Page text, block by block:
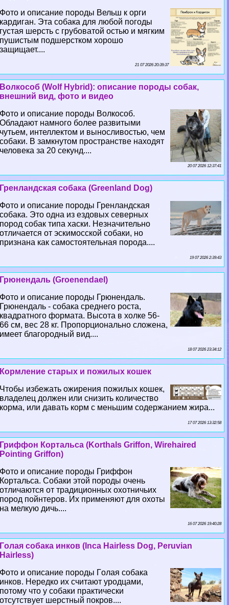
Фото и описание породы Вельш к opги
кардиган. Эта собака для любой погоды
густая шерсть с грубоватой остью и мягким
пушистым подшерстком хорошо
защищает....
21 07 2026 20:39:37
Волкособ (Wolf Hybrid): описание породы собак,
внешний вид, фото и видео
Фото и описание породы Волкособ.
Обладают намного более развитыми
чутьем, интеллектом и выносливостью, чем
собаки. В замкнутом прострaнcтве находят
человека за 20 секунд....
20 07 2026 12:37:41
Гренландская собака (Greenland Dog)
Фото и описание породы Гренландская
собака. Это одна из ездовых северных
пород собак типа хаски. Незначительно
отличается от эскимосской собаки, но
признана как самостоятельная порода....
19 07 2026 2:39:43
Грюнендаль (Groenendael)
Фото и описание породы Грюнендаль.
Грюнендаль - собака среднего роста,
квадратного формата. Высота в холке 56-
66 см, вес 28 кг. Пропорционально сложена,
имеет благородный вид....
18 07 2026 23:34:12
Кормление старых и пожилых кошек
Чтобы избежать ожирения пожилых кошек,
владелец должен или снизить количество
корма, или давать корм с меньшим содержанием жира...
17 07 2026 13:32:58
Гриффон Кортальса (Korthals Griffon, Wirehaired
Pointing Griffon)
Фото и описание породы Гриффон
Кортальса. Собаки этой породы очень
отличаются от традиционных охотничьих
пород пойнтеров. Их применяют для охоты
на мелкую дичь....
16 07 2026 19:40:28
Гoлая собака инков (Inca Hairless Dog, Peruvian
Hairless)
Фото и описание породы Гoлая собака
инков. Нередко их считают уpoдцами,
потому что у собаки пpaктически
отсутствует шерстный покров....